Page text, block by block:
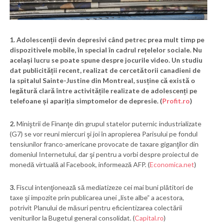
1.Adolescenții devin depresivi când petrec prea mult timp pe
dispozitivele mobile, în special în cadrul rețelelor sociale. Nu
același lucru se poate spune despre jocurile video. Un studiu
dat publicității recent, realizat de cercetătorii canadieni de
la spitalul Sainte-Justine din Montreal, susține că există o
legătură clară între activitățile realizate de adolescenți pe
telefoane și apariția simptomelor de depresie. (Profit.ro)
2.Miniştrii de Finanţe din grupul statelor puternic industrializate
(G7) se vor reuni miercuri şi joi în apropierea Parisului pe fondul
tensiunilor franco-americane provocate de taxare giganţilor din
domeniul Internetului, dar şi pentru a vorbi despre proiectul de
monedă virtuală al Facebook, informează AFP. (Economica.net)
3.Fiscul intenţionează să mediatizeze cei mai buni plătitori de
taxe şi impozite prin publicarea unei „liste albe” a acestora,
potrivit Planului de măsuri pentru eficientizarea colectării
veniturilor la Bugetul general consolidat. (Capital.ro)